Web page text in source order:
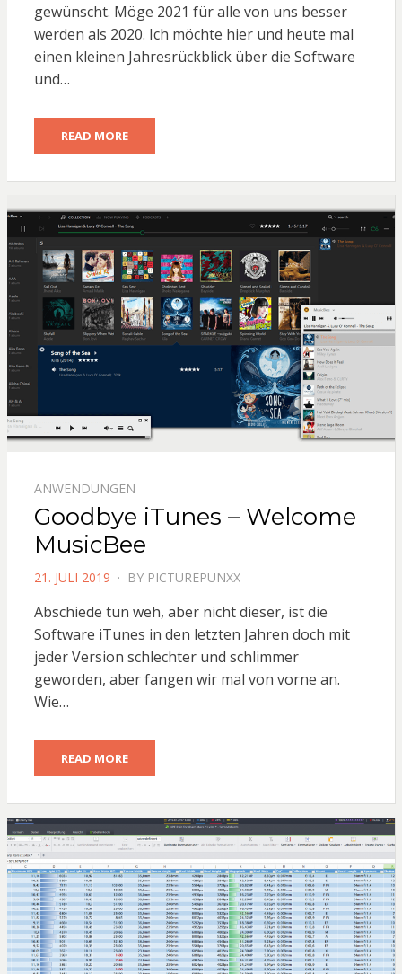
gewünscht. Möge 2021 für alle von uns besser
werden als 2020. Ich möchte hier und heute mal
einen kleinen Jahresrückblick über die Software
und…
READ MORE
ANWENDUNGEN
Goodbye iTunes – Welcome
MusicBee
POSTED
21. JULI 2019 BY PICTUREPUNXX
Abschiede tun weh, aber nicht dieser, ist die
Software iTunes in den letzten Jahren doch mit
jeder Version schlechter und schlimmer
geworden, aber fangen wir mal von vorne an.
Wie…
READ MORE